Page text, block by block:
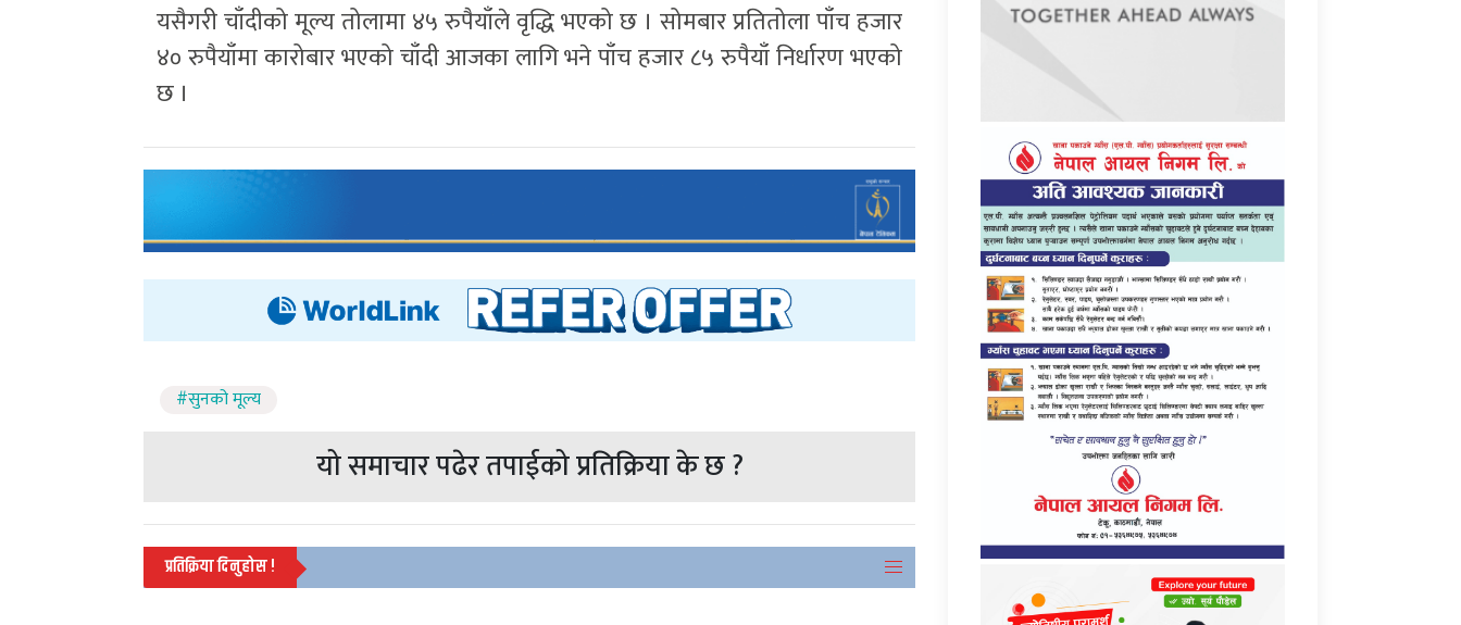
यसैगरी चाँदीको मूल्य तोलामा ४५ रुपैयाँले वृद्धि भएको छ । सोमबार प्रतितोला पाँच हजार
४० रुपैयाँमा कारोबार भएको चाँदी आजका लागि भने पाँच हजार ८५ रुपैयाँ निर्धारण भएको
छ ।
#सुनको मूल्य
यो समाचार पढेर तपाईको प्रतिक्रिया के छ ?
प्रतिक्रिया दिनुहोस !